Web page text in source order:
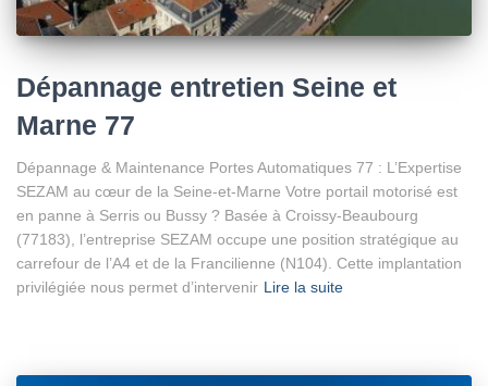
Dépannage entretien Seine et
Marne 77
Dépannage & Maintenance Portes Automatiques 77 : L’Expertise
SEZAM au cœur de la Seine-et-Marne Votre portail motorisé est
en panne à Serris ou Bussy ? Basée à Croissy-Beaubourg
(77183), l’entreprise SEZAM occupe une position stratégique au
carrefour de l’A4 et de la Francilienne (N104). Cette implantation
privilégiée nous permet d’intervenir Lire la suite